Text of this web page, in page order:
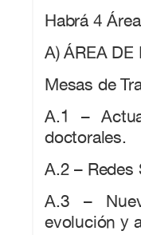
Habrá 4
A) ÁREA DE
Mesas de
A.1 –
doctorales.
A.2 – Redes
A.3 –
evolución y